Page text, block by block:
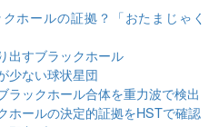
ホールの証拠？「おたまじゃく
出すブラックホール
少ない球状星団
ラックホール合体を重力波で検出
ホールの決定的証拠をHSTで確認